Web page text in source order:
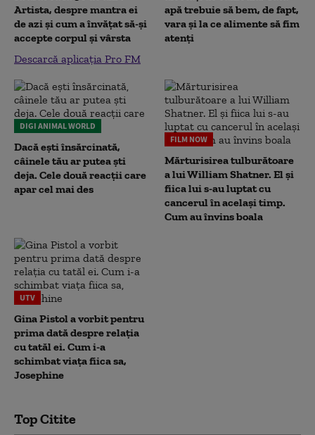
Artista, despre mantra ei
de azi și cum a învățat să-și
accepte corpul și vârsta
Descarcă aplicația Pro FM
apă trebuie să bem, de fapt,
vara și la ce alimente să fim
atenți
DIGI ANIMAL WORLD
Dacă ești însărcinată,
câinele tău ar putea ști
deja. Cele două reacții care
apar cel mai des
FILM NOW
Mărturisirea tulburătoare
a lui William Shatner. El și
fiica lui s-au luptat cu
cancerul în același timp.
Cum au învins boala
UTV
Gina Pistol a vorbit pentru
prima dată despre relația
cu tatăl ei. Cum i-a
schimbat viața fiica sa,
Josephine
Top Citite